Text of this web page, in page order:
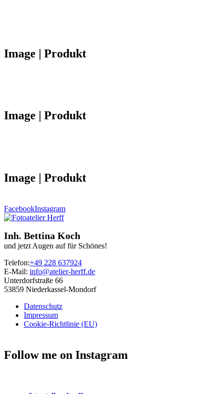
Image | Produkt
Image | Produkt
Image | Produkt
FacebookInstagram
Inh. Bettina Koch
und jetzt Augen auf für Schönes!
Telefon:+49 228 637924
E-Mail: info@atelier-herff.de
Unterdorfstraße 66
53859 Niederkassel-Mondorf
Datenschutz
Impressum
Cookie-Richtlinie (EU)
Follow me on Instagram